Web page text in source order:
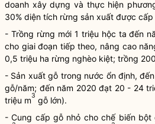
doanh xây dựng và thực hiện
30% diện tích rừng sản xuất được
- Trồng rừng mới 1 triệu hộc ta đến
cho giai đoạn tiếp theo, nâng cao
0,5 triệu ha rừng nghèo kiệt; trồng
- Sản xuất gỗ trong nước ổn định,
gỗ/năm; đến năm 2020 đạt 20 - 24
triệu m3 gỗ lớn).
- Cung cấp gỗ nhỏ cho chế biến